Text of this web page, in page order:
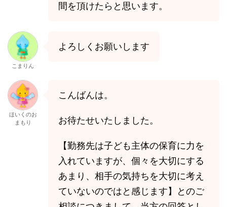
間を頂けたらと思います。
こまりん
よろしくお願いします
ほいくのお
まもり
こんばんは。
お待たせいたしました。
【勤務先は子ども主体の保育に力を
入れていますが、個々を大切にする
あまり、相手の気持ちを大切に考え
ていないのではと感じます】とのご